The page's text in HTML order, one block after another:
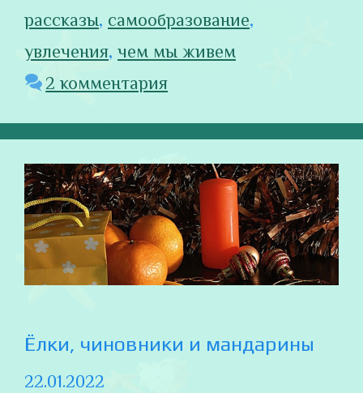
рассказы, самообразование,
увлечения, чем мы живем
2 комментария
Ёлки, чиновники и мандарины
22.01.2022